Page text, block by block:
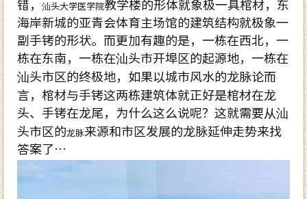
错，
汕头大学医学院教学楼的形体就象极一具棺材，东
海岸新城的亚青会体育主场馆的建筑结构就极象一
副手铐的形状。而更加有趣的是，一栋在西北，一
栋在东南，一栋在汕头市开埠区的起源地，一栋在
汕头市区的终极地，如果以城市风水的龙脉论而
言，棺材与手铐这两栋建筑体就正好是棺材在龙
头、手铐在龙尾，为什么这么说呢？这就需要从汕
头市区的龙脉来源和市区发展的龙脉延伸走势来找
答案了…